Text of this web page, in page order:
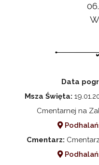
Data
Msza Święta:
Cmentarnej na
Cmentarz: